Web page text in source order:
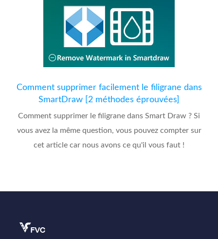
Comment supprimer facilement le filigrane dans
SmartDraw [2 méthodes éprouvées]
Comment supprimer le filigrane dans Smart Draw ? Si
vous avez la même question, vous pouvez compter sur
cet article car nous avons ce qu'il vous faut !